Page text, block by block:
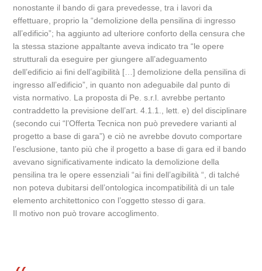
nonostante il bando di gara prevedesse, tra i lavori da
effettuare, proprio la “demolizione della pensilina di ingresso
all’edificio”; ha aggiunto ad ulteriore conforto della censura che
la stessa stazione appaltante aveva indicato tra “le opere
strutturali da eseguire per giungere all’adeguamento
dell’edificio ai fini dell’agibilità […] demolizione della pensilina di
ingresso all’edificio”, in quanto non adeguabile dal punto di
vista normativo. La proposta di Pe. s.r.l. avrebbe pertanto
contraddetto la previsione dell’art. 4.1.1., lett. e) del disciplinare
(secondo cui “l’Offerta Tecnica non può prevedere varianti al
progetto a base di gara”) e ciò ne avrebbe dovuto comportare
l’esclusione, tanto più che il progetto a base di gara ed il bando
avevano significativamente indicato la demolizione della
pensilina tra le opere essenziali “ai fini dell’agibilità “, di talché
non poteva dubitarsi dell’ontologica incompatibilità di un tale
elemento architettonico con l’oggetto stesso di gara.
Il motivo non può trovare accoglimento.